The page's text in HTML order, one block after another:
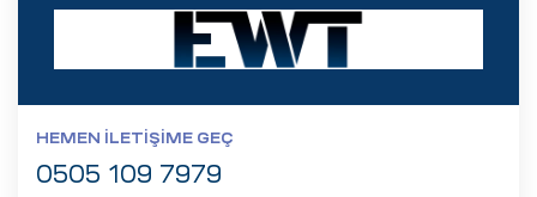
HEMEN İLETIŞIME GEÇ
0505 109 7979